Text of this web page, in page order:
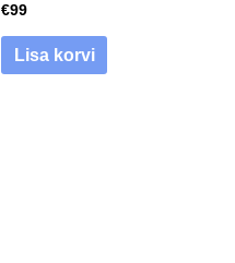
€99
Lisa korvi